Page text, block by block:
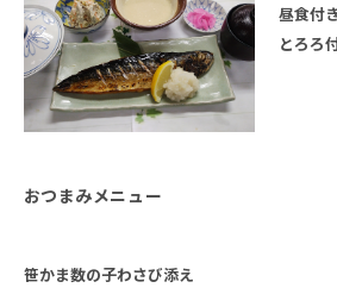
昼食付
とろろ
おつまみメニュー
笹かま数の子わさび添え